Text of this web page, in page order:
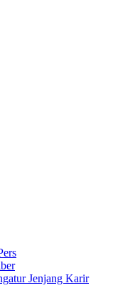
Jenjang Karir